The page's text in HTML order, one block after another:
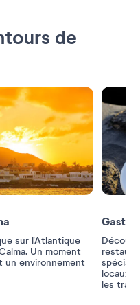
de
sur l'Atlantique
Un moment
un environnement
locaux,
les